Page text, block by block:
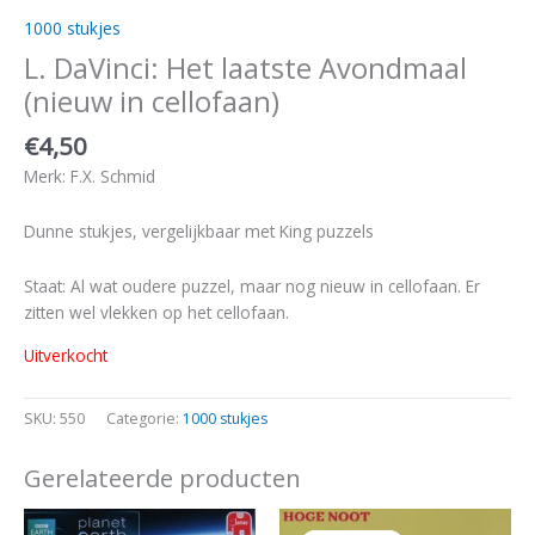
1000 stukjes
L. DaVinci: Het laatste Avondmaal
(nieuw in cellofaan)
€4,50
Merk: F.X. Schmid
Dunne stukjes, vergelijkbaar met King puzzels
Staat: Al wat oudere puzzel, maar nog nieuw in cellofaan. Er
zitten wel vlekken op het cellofaan.
Uitverkocht
SKU: 550 Categorie: 1000 stukjes
Gerelateerde producten
Oorspronkelijke